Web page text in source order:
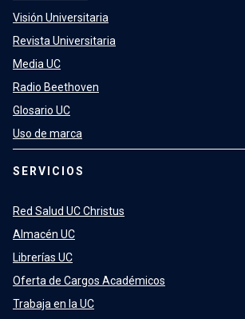
Visión Universitaria
Revista Universitaria
Media UC
Radio Beethoven
Glosario UC
Uso de marca
SERVICIOS
Red Salud UC Christus
Almacén UC
Librerías UC
Oferta de Cargos Académicos
Trabaja en la UC